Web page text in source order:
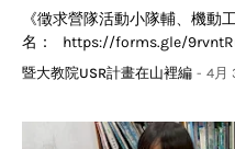
《徵求營隊活動小隊輔、
名： https://forms.gle/
暨大教院USR計畫在山裡編 - 4月